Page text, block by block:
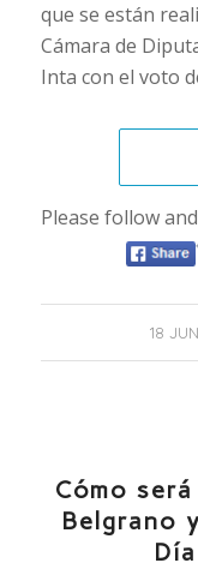
que se están
Cámara de
Inta con el voto
Please follow
18 /
Cómo
Belgrano